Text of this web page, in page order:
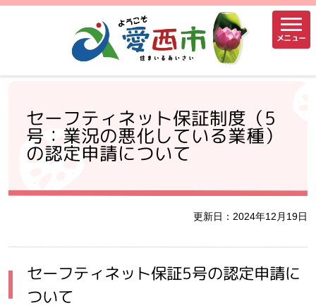
メニュー
セーフティネット保証制度（5
号：業況の悪化している業種）
の認定申請について
更新日：2024年12月19日
セーフティネット保証5号の認定申請に
ついて